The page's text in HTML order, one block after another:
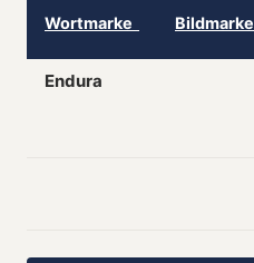
Wortmarke Bildmarke
Endura